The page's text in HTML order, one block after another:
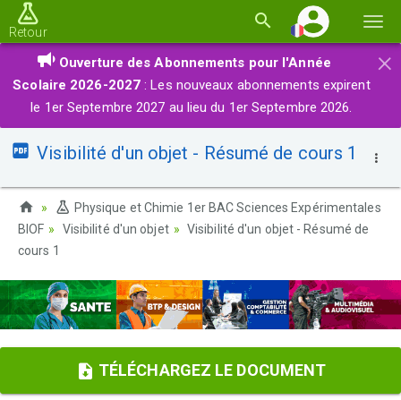
la
Retour
×
Ouverture des Abonnements pour l'Année
Scolaire 2026-2027 : Les nouveaux abonnements expirent
le 1er Septembre 2027 au lieu du 1er Septembre 2026.
Visibilité d'un objet - Résumé de cours 1
Physique et Chimie 1er BAC Sciences Expérimentales
BIOF
Visibilité d'un objet
Visibilité d'un objet - Résumé de
cours 1
TÉLÉCHARGEZ LE DOCUMENT